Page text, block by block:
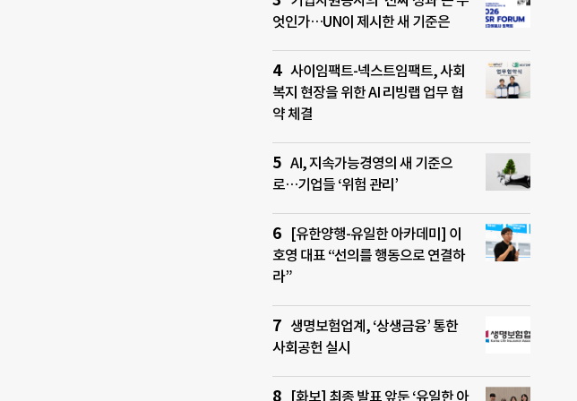
엇인가…UN이 제시한 새 기준은
사이임팩트-넥스트임팩트, 사회
복지 현장을 위한 AI 리빙랩 업무 협
약 체결
AI, 지속가능경영의 새 기준으
로…기업들 ‘위험 관리’
[유한양행-유일한 아카데미] 이
호영 대표 “선의를 행동으로 연결하
라”
생명보험업계, ‘상생금융’ 통한
사회공헌 실시
[화보] 최종 발표 앞둔 ‘유일한 아